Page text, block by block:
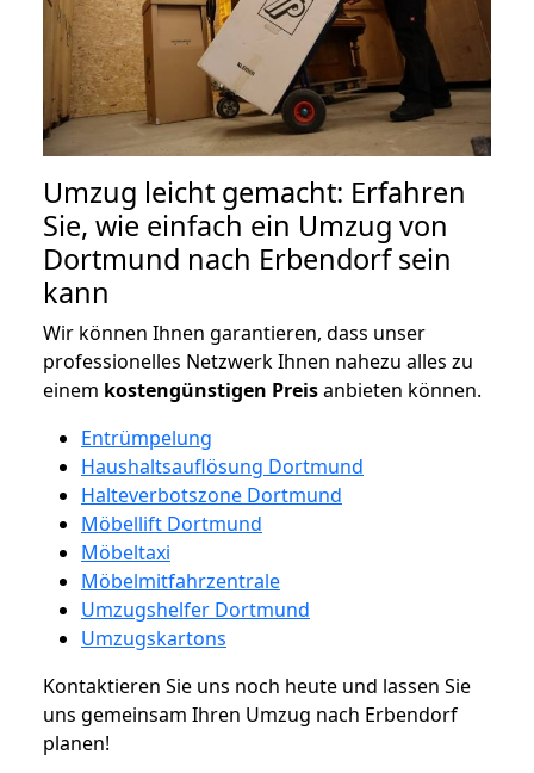
Umzug leicht gemacht: Erfahren
Sie, wie einfach ein Umzug von
Dortmund nach Erbendorf sein
kann
Wir können Ihnen garantieren, dass unser
professionelles Netzwerk Ihnen nahezu alles zu
einem kostengünstigen Preisanbieten können.
Entrümpelung
Haushaltsauflösung Dortmund
Halteverbotszone Dortmund
Möbellift Dortmund
Möbeltaxi
Möbelmitfahrzentrale
Umzugshelfer Dortmund
Umzugskartons
Kontaktieren Sie uns noch heute und lassen Sie
uns gemeinsam Ihren Umzug nach Erbendorf
planen!